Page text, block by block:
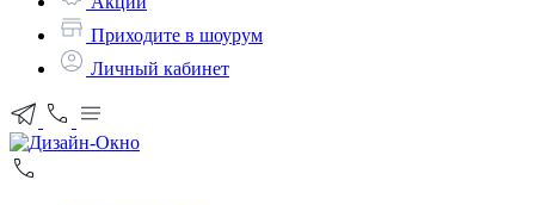
Приходите в шоурум
Личный кабинет